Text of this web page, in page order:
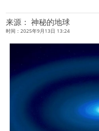
来源： 神秘的地球
时间：2025年9月13日 13:24